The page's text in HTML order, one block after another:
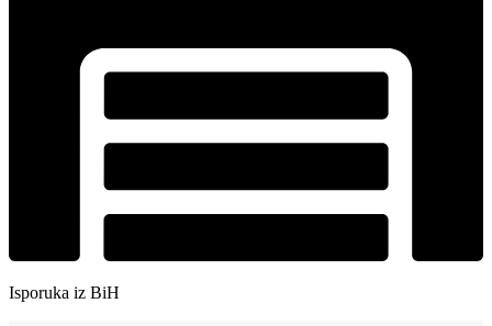
Isporuka iz BiH